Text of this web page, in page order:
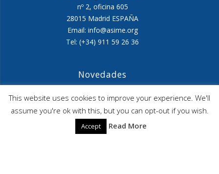
nº 2, oficina 605
28015 Madrid ESPAÑA
Email: info@asime.org
Tel: (+34) 911 59 26 36
Novedades
Agenda ASIME-Ultimo trimestre 2026
ASIME celebrará en diciembre una nueva edición de
sus jornadas
This website uses cookies to improve your experience. We'll
assume you're ok with this, but you can opt-out if you wish.
Accept Read More